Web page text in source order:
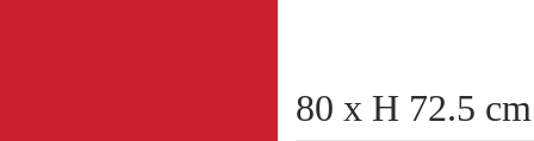
80 x H 72.5 cm